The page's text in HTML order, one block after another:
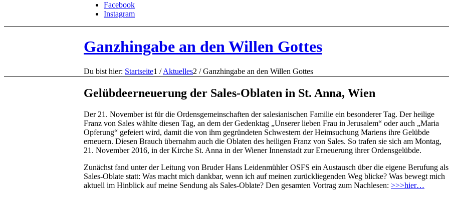
Facebook
Instagram
Ganzhingabe an den Willen Gottes
Du bist hier: Startseite1 / Aktuelles2 / Ganzhingabe an den Willen Gottes
Gelübdeerneuerung der Sales-Oblaten in St. Anna, Wien
Der 21. November ist für die Ordensgemeinschaften der salesianischen Familie ein besonderer Tag. Der heilige
Franz von Sales wählte diesen Tag, an dem der Gedenktag „Unserer lieben Frau in Jerusalem“ oder auch „Maria
Opferung“ gefeiert wird, damit die von ihm gegründeten Schwestern der Heimsuchung Mariens ihre Gelübde
erneuern. Diesen Brauch übernahm auch die Oblaten des heiligen Franz von Sales. So trafen sie sich am Montag,
21. November 2016, in der Kirche St. Anna in der Wiener Innenstadt zur Erneuerung ihrer Ordensgelübde.
Zunächst fand unter der Leitung von Bruder Hans Leidenmühler OSFS ein Austausch über die eigene Berufung als
Sales-Oblate statt: Was macht mich dankbar, wenn ich auf meinen zurückliegenden Weg blicke? Was bewegt mich
aktuell im Hinblick auf meine Sendung als Sales-Oblate? Den gesamten Vortrag zum Nachlesen: >>>hier…